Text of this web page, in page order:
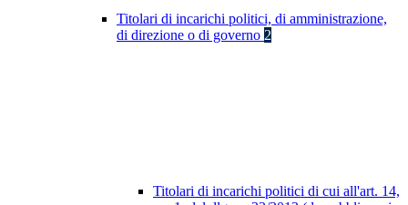
Titolari di incarichi politici, di amministrazione,
di direzione o di governo 2
Titolari di incarichi politici di cui all'art. 14,